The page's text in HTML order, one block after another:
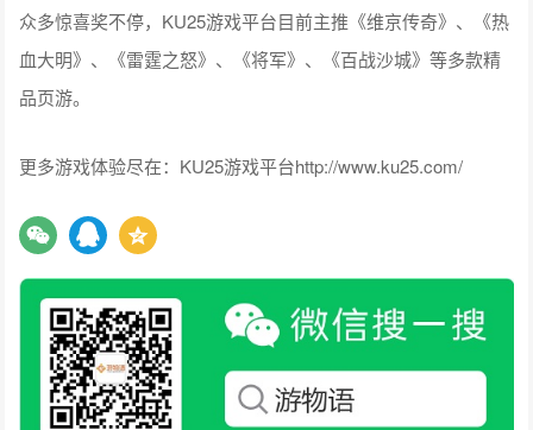
众多惊喜奖不停，KU25游戏平台目前主推《维京传奇》、《热
血大明》、《雷霆之怒》、《将军》、《百战沙城》等多款精
品页游。
更多游戏体验尽在：KU25游戏平台http://www.ku25.com/